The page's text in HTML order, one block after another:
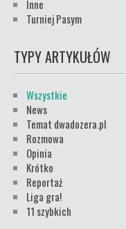
Inne
Turniej Pasym
TYPY ARTYKUŁÓW
Wszystkie
News
Temat dwadozera.pl
Rozmowa
Opinia
Krótko
Reportaż
Liga gra!
11 szybkich